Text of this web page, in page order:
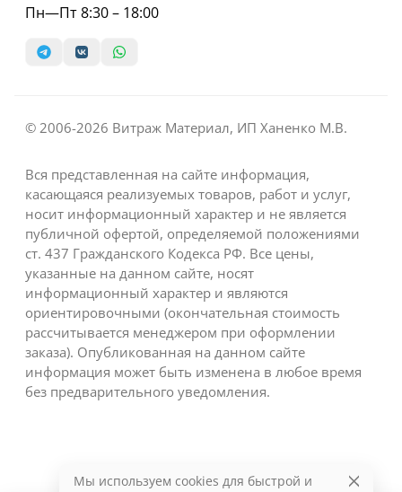
Пн—Пт 8:30 – 18:00
© 2006-2026 Витраж Материал, ИП Ханенко М.В.
Вся представленная на сайте информация,
касающаяся реализуемых товаров, работ и услуг,
носит информационный характер и не является
публичной офертой, определяемой положениями
ст. 437 Гражданского Кодекса РФ. Все цены,
указанные на данном сайте, носят
информационный характер и являются
ориентировочными (окончательная стоимость
рассчитывается менеджером при оформлении
заказа). Опубликованная на данном сайте
информация может быть изменена в любое время
без предварительного уведомления.
Мы используем cookies для быстрой и